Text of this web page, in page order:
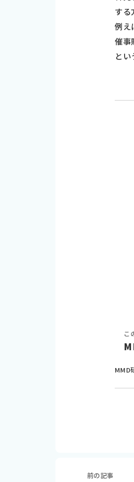
する
例え
催事
とい
こ
MMD
前の記事